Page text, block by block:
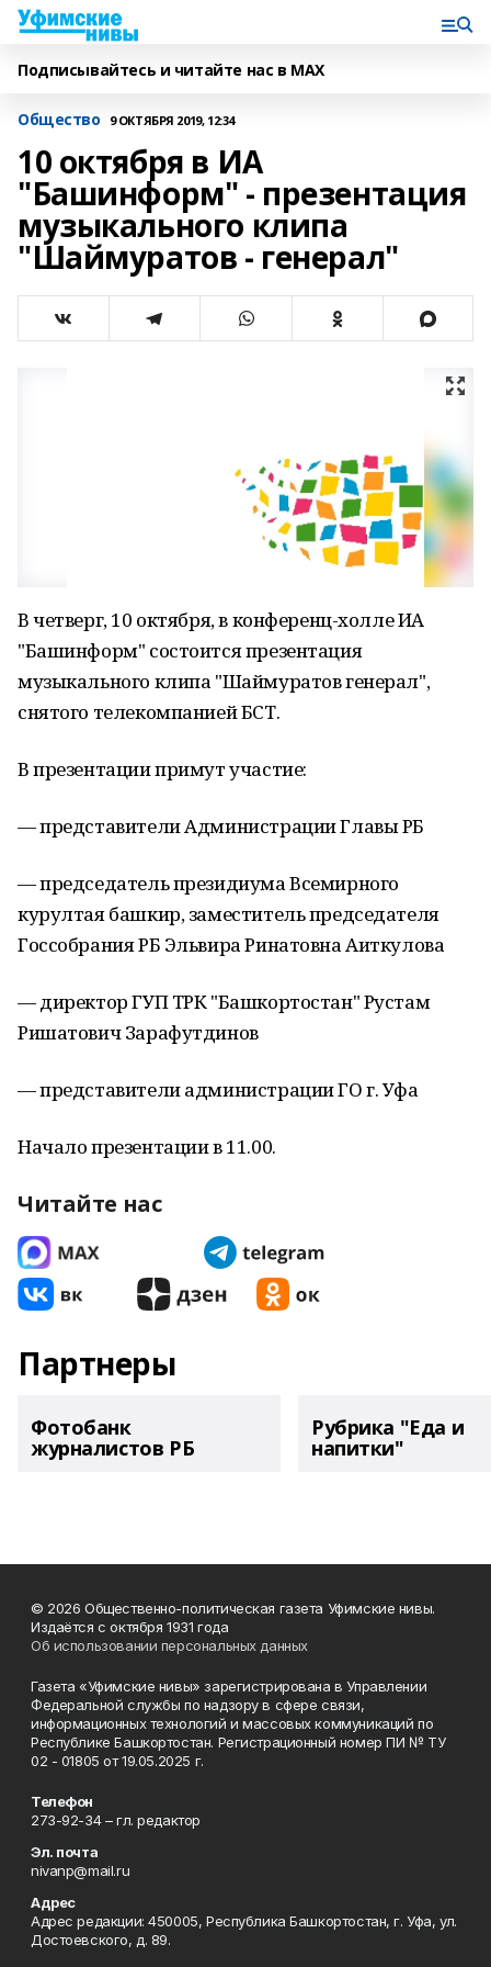
Подписывайтесь и читайте нас в MAX
Общество 9 ОКТЯБРЯ 2019, 12:34
10 октября в ИА
"Башинформ" - презентация
музыкального клипа
"Шаймуратов - генерал"
В четверг, 10 октября, в конференц-холле ИА
"Башинформ" состоится презентация
музыкального клипа "Шаймуратов генерал",
снятого телекомпанией БСТ.
В презентации примут участие:
— представители Администрации Главы РБ
— председатель президиума Всемирного
курултая башкир, заместитель председателя
Госсобрания РБ Эльвира Ринатовна Аиткулова
— директор ГУП ТРК "Башкортостан" Рустам
Ришатович Зарафутдинов
— представители администрации ГО г. Уфа
Начало презентации в 11.00.
Читайте нас
Партнеры
Фотобанк
журналистов РБ
Рубрика "Еда и
напитки"
© 2026 Общественно-политическая газета Уфимские нивы.
Издаётся с октября 1931 года
Об использовании персональных данных
Газета «Уфимские нивы» зарегистрирована в Управлении
Федеральной службы по надзору в сфере связи,
информационных технологий и массовых коммуникаций по
Республике Башкортостан. Регистрационный номер ПИ № ТУ
02 - 01805 от 19.05.2025 г.
Телефон
273-92-34 – гл. редактор
Эл. почта
nivanp@mail.ru
Адрес
Адрес редакции: 450005, Республика Башкортостан, г. Уфа, ул.
Достоевского, д. 89.